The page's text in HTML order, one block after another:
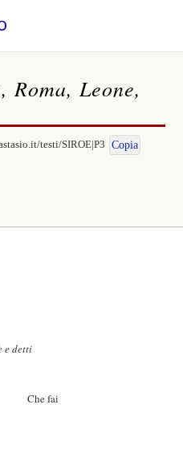
Roma, Leone,
testi/SIROE|P3 Copia
e detti
fai